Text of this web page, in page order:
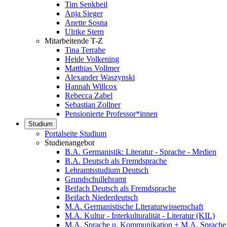
Tim Senkbeil
Anja Sieger
Anette Sosna
Ulrike Stern
Mitarbeitende T-Z
Tina Terrahe
Heide Volkening
Matthias Vollmer
Alexander Waszynski
Hannah Willcox
Rebecca Zabel
Sebastian Zollner
Pensionierte Professor*innen
Studium
Portalseite Studium
Studienangebot
B.A. Germanistik: Literatur - Sprache - Medien
B.A. Deutsch als Fremdsprache
Lehramtsstudium Deutsch
Grundschullehramt
Beifach Deutsch als Fremdsprache
Beifach Niederdeutsch
M.A. Germanistische Literaturwissenschaft
M.A. Kultur - Interkulturalität - Literatur (KIL)
M.A. Sprache u. Kommunikation + M.A.